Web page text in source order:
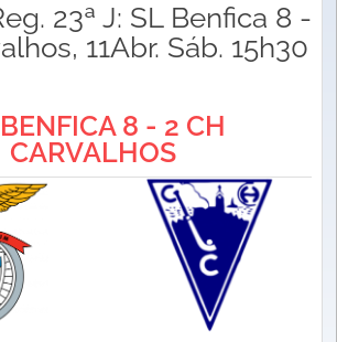
23ª J: SL Benfica 8 -
11Abr. Sáb. 15h30
8 - 2 CH
CARVALHOS